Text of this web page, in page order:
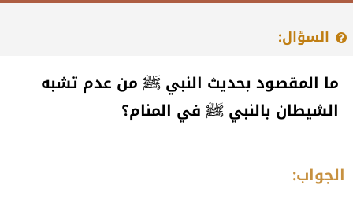
السؤال:
ما المقصود بحديث النبي ﷺ من عدم تشبه
الشيطان بالنبي ﷺ في المنام؟
الجواب: